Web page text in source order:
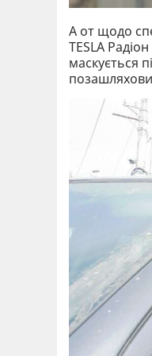
А от щодо
TESLA
маскується